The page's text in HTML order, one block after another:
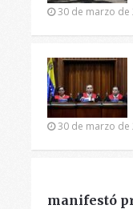
30 de marzo de
30 de marzo de
manifestó